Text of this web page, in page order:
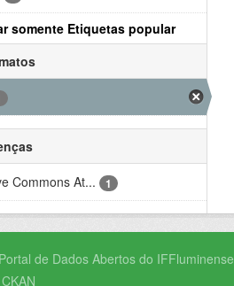
somente Etiquetas popular
Commons At...
1
de Dados Abertos do IFFluminense